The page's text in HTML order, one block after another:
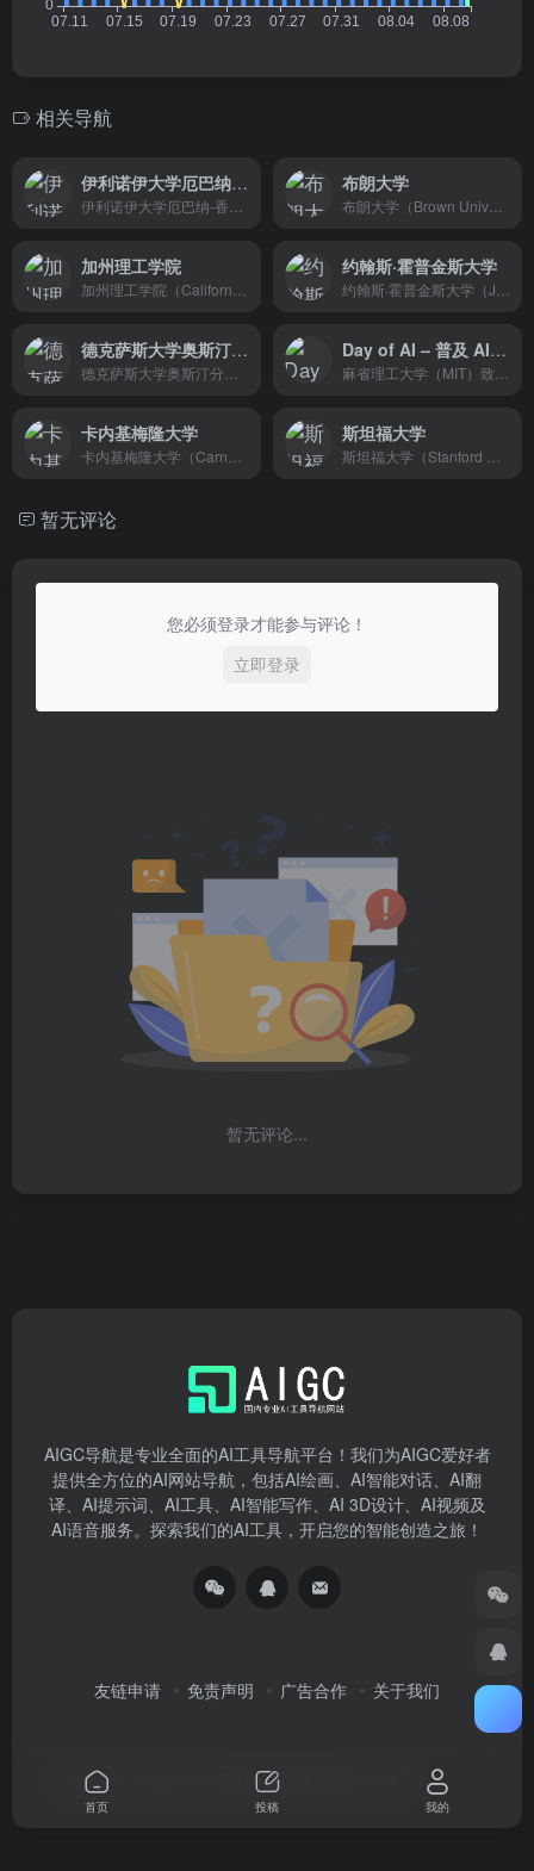
相关导航
伊利诺伊大学厄巴纳-香槟分校 布朗大学
加州理工学院 约翰斯·霍普金斯大学
德克萨斯大学奥斯汀分校 Day of AI – 普及 AI 教育，助力学校和学生发展
卡内基梅隆大学 斯坦福大学
暂无评论
您必须登录才能参与评论！
立即登录
暂无评论...
AIGC导航是专业全面的AI工具导航平台！我们为AIGC爱好者
提供全方位的AI网站导航，包括AI绘画、AI智能对话、AI翻
译、AI提示词、AI工具、AI智能写作、AI 3D设计、AI视频及
AI语音服务。探索我们的AI工具，开启您的智能创造之旅！
友链申请 免责声明 广告合作 关于我们
Copyright © 2026 AIGC工具导航湘ICP备2023015213号-3
首页 投稿 我的